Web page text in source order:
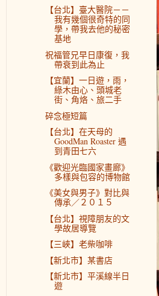
【台北】臺大醫院－－
我有幾個很奇特的同
學，帶我去他的秘密
基地
祝福管兄早日康復，我
帶衰到此為止
【宜蘭】一日遊，雨，
綠木由心、頭城老
街、角烙、旅二手
碎念極短篇
【台北】在天母的
GoodMan Roaster 遇
到青田七六
《歡迎光臨國家畫廊》
多樣與包容的博物館
《美女與男子》對比與
傳承／２０１５
【台北】視障朋友的文
學故居導覽
【三峽】老柴咖啡
【新北市】某書店
【新北市】平溪線半日
遊